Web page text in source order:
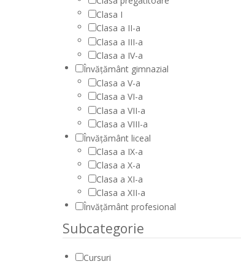
Clasa I
Clasa a II-a
Clasa a III-a
Clasa a IV-a
Învățământ gimnazial
Clasa a V-a
Clasa a VI-a
Clasa a VII-a
Clasa a VIII-a
Învățământ liceal
Clasa a IX-a
Clasa a X-a
Clasa a XI-a
Clasa a XII-a
Învățământ profesional
Subcategorie
Cursuri